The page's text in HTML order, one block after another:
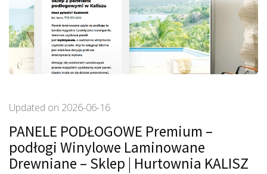
Updated on 2026-06-16
PANELE PODŁOGOWE Premium –
podłogi Winylowe Laminowane
Drewniane – Sklep | Hurtownia KALISZ